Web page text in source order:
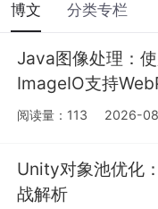
博文 分类专栏
Java图像处理：
ImageIO支持
阅读量：113 2026-
Unity对象池优化
战解析